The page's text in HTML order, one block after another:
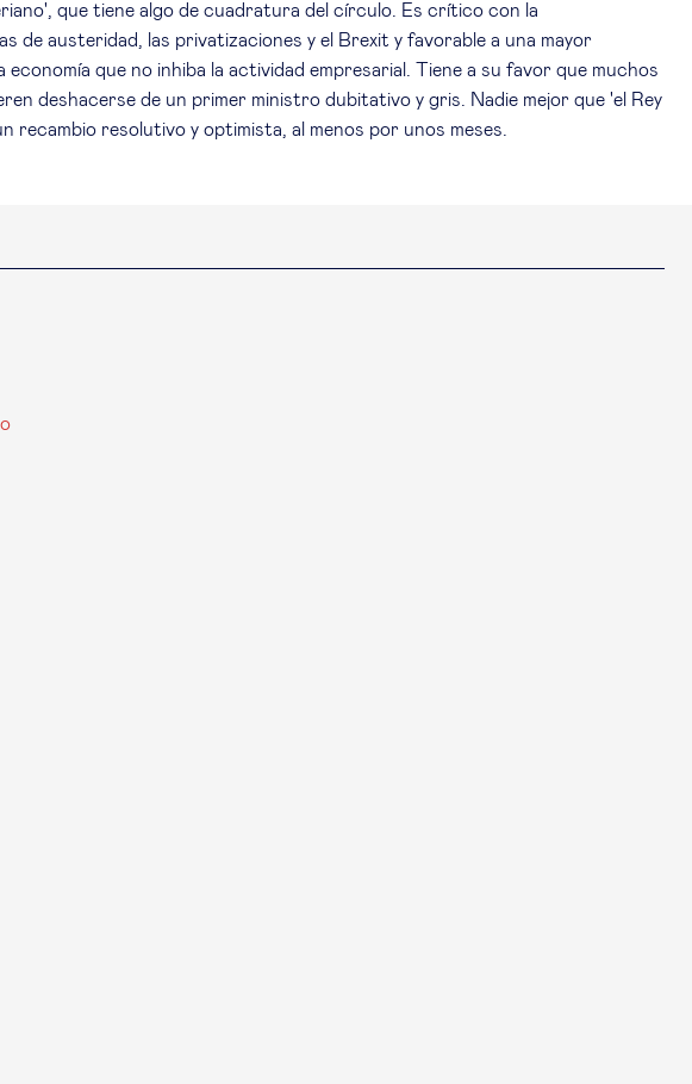
que tiene algo de cuadratura del círculo. Es crítico con la
de austeridad, las privatizaciones y el Brexit y favorable a una mayor
economía que no inhiba la actividad empresarial. Tiene a su favor que muchos
deshacerse de un primer ministro dubitativo y gris. Nadie mejor que 'el Rey
recambio resolutivo y optimista, al menos por unos meses.